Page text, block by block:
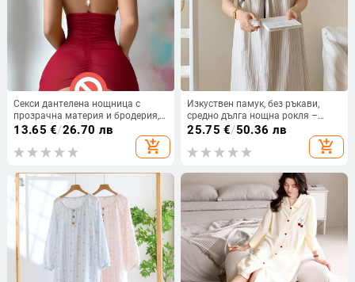
Секси дантелена нощница с
прозрачна материя и бродерия,
тясно прилепнала
13.65 €/26.70 лв
add_shopping_cart
Изкуствен памук, без ръкави,
средно дълга нощна рокля –
кръгло деколте, едно парче, тънък
плат, 90–95% полиестер, летно
облекло за тийнейджърки
25.75 €/50.36 лв
add_shopping_cart